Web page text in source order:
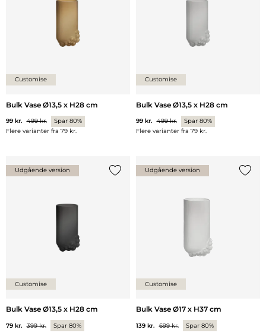
Customise
Bulk Vase Ø13,5 x H28 cm
99 kr. 499 kr.
Spar 80%
Flere varianter fra 79 kr.
Customise
Bulk Vase Ø13,5 x H28 cm
99 kr. 499 kr.
Spar 80%
Flere varianter fra 79 kr.
Udgående version
Customise
Bulk Vase Ø13,5 x H28 cm
79 kr. 399 kr. Spar 80%
Udgående version
Customise
Bulk Vase Ø17 x H37 cm
139 kr. 699 kr. Spar 80%